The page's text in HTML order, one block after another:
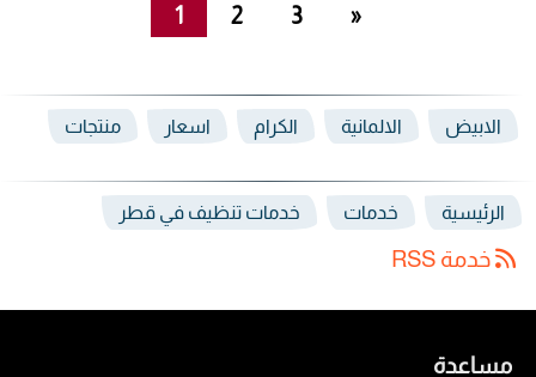
1 2 3 »
الابيض الالمانية الكرام اسعار منتجات
الرئيسية خدمات خدمات تنظيف في قطر
خدمة RSS
مساعدة